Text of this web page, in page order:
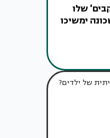
שלו
ימשיכו